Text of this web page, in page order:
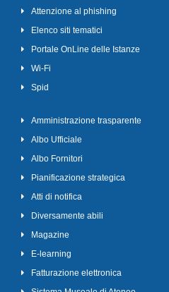
Attenzione al phishing
Elenco siti tematici
Portale OnLine delle Istanze
Wi-Fi
Spid
Amministrazione trasparente
Albo Ufficiale
Albo Fornitori
Pianificazione strategica
Atti di notifica
Diversamente abili
Magazine
E-learning
Fatturazione elettronica